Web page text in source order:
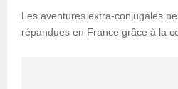
Les aventures extra-conjugales
répandues en France grâce à la